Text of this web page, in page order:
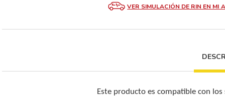
VER SIMULACIÓN DE RIN EN MI
Este producto es compatible con